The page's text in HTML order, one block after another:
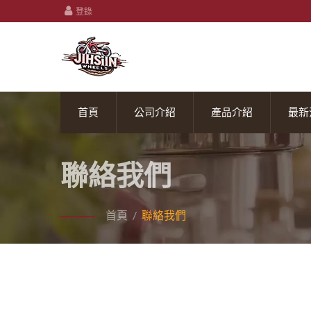
登錄
首頁 公司介紹 產品介紹 最
聯絡我們
首頁 / 聯絡我們